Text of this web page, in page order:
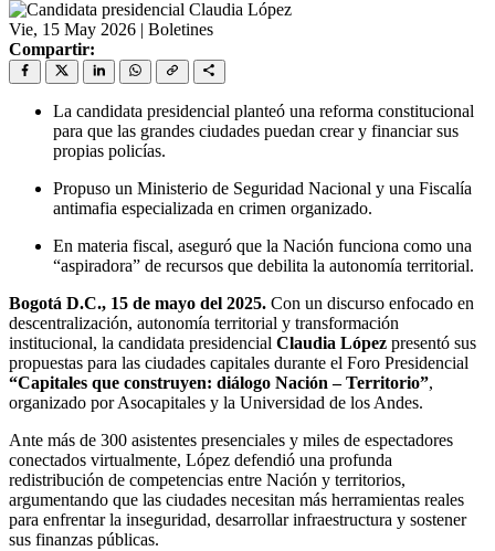
Vie, 15 May 2026 | Boletines
Compartir:
La candidata presidencial planteó una reforma constitucional
para que las grandes ciudades puedan crear y financiar sus
propias policías.
Propuso un Ministerio de Seguridad Nacional y una Fiscalía
antimafia especializada en crimen organizado.
En materia fiscal, aseguró que la Nación funciona como una
“aspiradora” de recursos que debilita la autonomía territorial.
Bogotá D.C., 15 de mayo del 2025. Con un discurso enfocado en
descentralización, autonomía territorial y transformación
institucional, la candidata presidencial Claudia López presentó sus
propuestas para las ciudades capitales durante el Foro Presidencial
“Capitales que construyen: diálogo Nación – Territorio”,
organizado por Asocapitales y la Universidad de los Andes.
Ante más de 300 asistentes presenciales y miles de espectadores
conectados virtualmente, López defendió una profunda
redistribución de competencias entre Nación y territorios,
argumentando que las ciudades necesitan más herramientas reales
para enfrentar la inseguridad, desarrollar infraestructura y sostener
sus finanzas públicas.